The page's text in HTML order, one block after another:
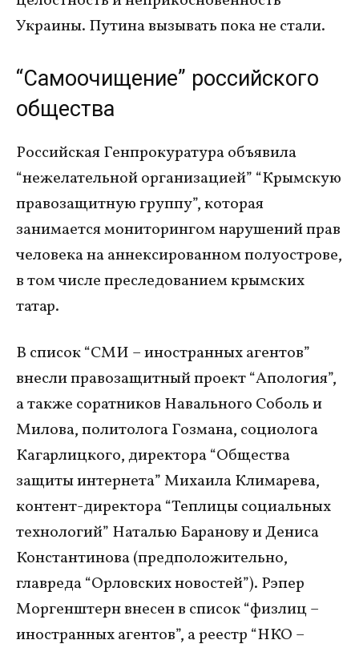
Украины. Путина вызывать пока не стали.
“Самоочищение” российского
общества
Российская Генпрокуратура объявила
“нежелательной организацией” “Крымскую
правозащитную группу”, которая
занимается мониторингом нарушений прав
человека на аннексированном полуострове,
в том числе преследованием крымских
татар.
В список “СМИ – иностранных агентов”
внесли правозащитный проект “Апология”,
а также соратников Навального Соболь и
Милова, политолога Гозмана, социолога
Кагарлицкого, директора “Общества
защиты интернета” Михаила Климарева,
контент-директора “Теплицы социальных
технологий” Наталью Баранову и Дениса
Константинова (предположительно,
главреда “Орловских новостей”). Рэпер
Моргенштерн внесен в список “физлиц –
иностранных агентов”, а реестр “НКО –